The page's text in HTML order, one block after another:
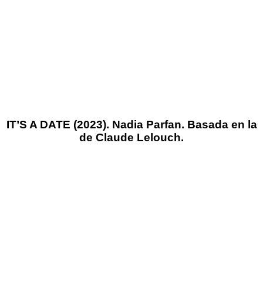
IT’S A DATE (2023). Nadia Parfan. Basada en la
de Claude Lelouch.